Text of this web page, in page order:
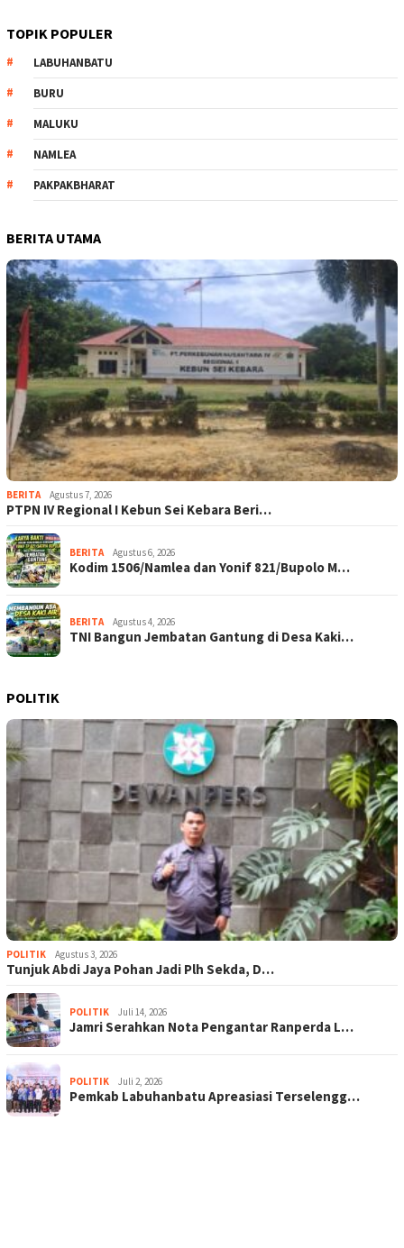
TOPIK POPULER
LABUHANBATU
BURU
MALUKU
NAMLEA
PAKPAKBHARAT
BERITA UTAMA
BERITA Agustus 7, 2026
PTPN IV Regional I Kebun Sei Kebara Beri…
BERITA Agustus 6, 2026
Kodim 1506/Namlea dan Yonif 821/Bupolo M…
BERITA Agustus 4, 2026
TNI Bangun Jembatan Gantung di Desa Kaki…
POLITIK
POLITIK Agustus 3, 2026
Tunjuk Abdi Jaya Pohan Jadi Plh Sekda, D…
POLITIK Juli 14, 2026
Jamri Serahkan Nota Pengantar Ranperda L…
POLITIK Juli 2, 2026
Pemkab Labuhanbatu Apreasiasi Terselengg…